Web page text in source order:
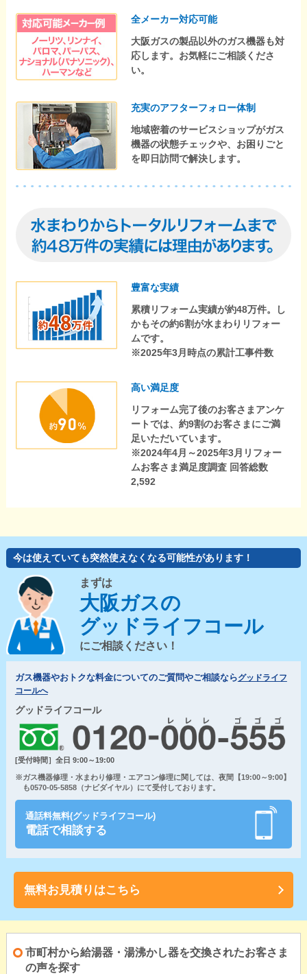
全メーカー対応可能
大阪ガスの製品以外のガス機器も対
応します。お気軽にご相談くださ
い。
充実のアフターフォロー体制
地域密着のサービスショップがガス
機器の状態チェックや、お困りごと
を即日訪問で解決します。
豊富な実績
累積リフォーム実績が約48万件。し
かもその約6割が水まわりリフォー
ムです。
※2025年3月時点の累計工事件数
高い満足度
リフォーム完了後のお客さまアンケ
ートでは、約9割のお客さまにご満
足いただいています。
※2024年4月～2025年3月リフォー
ムお客さま満足度調査 回答総数
2,592
今は使えていても突然使えなくなる可能性があります！
まずは
大阪ガスの
グッドライフコール
にご相談ください！
ガス機器やおトクな料金についてのご質問やご相談ならグッドライフ
コールへ
グッドライフコール
[受付時間］全日 9:00～19:00
※ガス機器修理・水まわり修理・エアコン修理に関しては、夜間【19:00～9:00】
も0570-05-5858（ナビダイヤル）にて受付しております。
通話料無料(グッドライフコール)
電話で相談する
無料お見積りはこちら
市町村から給湯器・湯沸かし器を交換されたお客さま
の声を探す